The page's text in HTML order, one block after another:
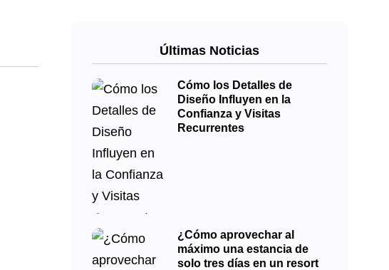
Últimas Noticias
Cómo los Detalles de
Diseño Influyen en la
Confianza y Visitas
Recurrentes
¿Cómo aprovechar al
máximo una estancia de
solo tres días en un resort